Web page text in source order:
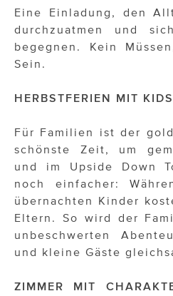
Eine Einladung, den
durchzuatmen und
begegnen. Kein
Sein.
HERBSTFERIEN MIT
Für Familien ist der
schönste Zeit, um
und im Upside Down
noch einfacher:
übernachten Kinder
Eltern. So wird der
unbeschwerten
und kleine Gäste
ZIMMER MIT